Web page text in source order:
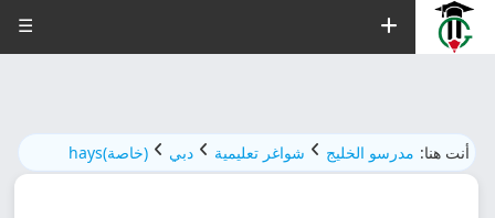
☰
أنت هنا: مدرسو الخليج شواغر تعليمية دبي (خاصة)hays